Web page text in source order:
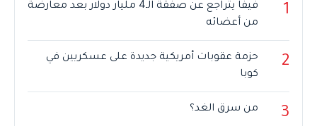
1
فيفا يتراجع عن صفقة الـ4 مليار دولار بعد معارضة
من أعضائه
2
حزمة عقوبات أمريكية جديدة على عسكريين في
كوبا
3 من سرق الغد؟